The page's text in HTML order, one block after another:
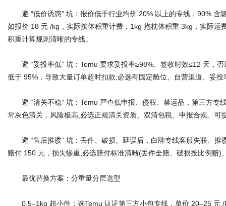
避 “低价诱惑” 坑：报价低于行业均价 20% 以上的专线，90% 含
如报价 18 元 /kg，实际按体积重计费，1kg 抱枕体积重 3kg，实际
积重计算规则清晰的专线。
避 “妥投率低” 坑：Temu 要求妥投率≥98%、签收时效≤12 天，
低于 95%，导致大量订单超时扣款;必选有固定舱位、自营渠道、妥
避 “清关不稳” 坑：Temu 严查低申报、侵权、禁运品，第三方专
常灰色清关，风险极高;必选正规清关资质、双清包税、申报合规、可
避 “售后推诿” 坑：丢件、破损、延误后，白牌专线客服失联、推
赔付 150 元，损失惨重;必选赔付标准清晰(丢件全赔、破损按比例赔)
最优替换方案：分重量分层选型
0.5–1kg 超小件：选Temu 认证第三方小包专线，单价 20–25 元 /